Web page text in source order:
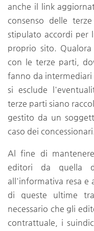
anche il link
consenso delle
stipulato accordi per
proprio sito.
con le terze parti,
fanno da intermediari
si esclude
terze parti siano
gestito da un
caso dei
Al fine di
editori da quella
all'informativa resa e
di queste ultime
necessario che gli
contrattuale, i